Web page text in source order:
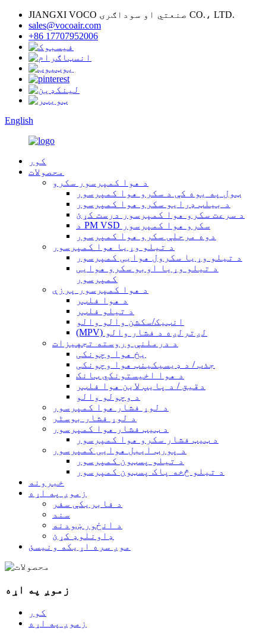
JIANGXI VOCO صنعتي او سوداګرۍ CO.، LTD.
sales@vocoair.com
+86 17707952006
English
کور
محصولات
د هوا کمپرسور سکرو
ټول په یوه کې د سکرو هوا کمپرسور
د بیلټ ډرایو سکرو هوا کمپرسور
د سرعت سکرو هوا کمپرسور درست کړئ
د PM VSD سکرو هوا کمپرسور
دوه مرحلې سکرو هوا کمپرسور
د تیلو وړیا هوا کمپرسور
د تیلو وړیا سکرول هوایی کمپرسور
د تیلو وړیا اوبو سکرو هوایی
کمپرسور
د هوا کمپرسور پرزې
د هوا فلټر
د تیلو فلټر
انټیک/سکشن والو والو
(MPV) لږترلږه د فشار والو
د درملنې وروسته تجهیزات
یخ هوا وچونکی
جذب / د ډیسیکینټ هوا وچونکی
د هوا اخیستونکي ټانک
دقیق / د پایپ لاین هوا فلټر
د وچولو والو
د لوړ فشار هوا کمپرسور
د لوړ فشار بوسٹر
د ټیټ فشار هوا کمپرسور
د ټیټ فشار سکرو هوا کمپرسور
د پورټ ایبل هوایی کمپرسور
د تیلو پسټون کمپرسور
د تیلو څخه پاک پسټون کمپرسور
خبرونه
زموږ په اړه
د فابریکې سفر
سند
د انځور ښودنه
ډاونلوډ کړئ
موږ سره اړیکه ونیسئ
زموږ په اړه
کور
زموږ په اړه